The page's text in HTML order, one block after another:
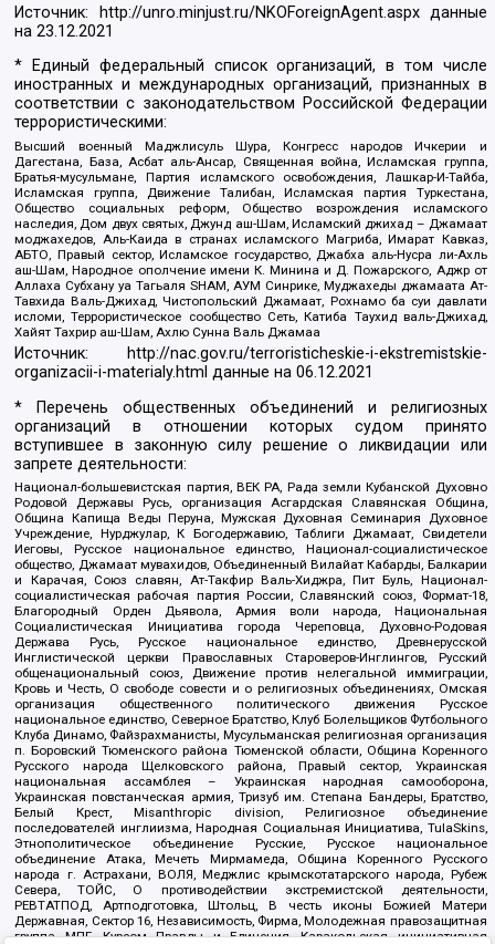
Источник: http://unro.minjust.ru/NKOForeignAgent.aspxданные
на23.12.2021
* Единый федеральный список организаций, в том числе
иностранных и международных организаций, признанных в
соответствии с законодательством Российской Федерации
террористическими:
Высший военный Маджлисуль Шура, Конгресс народов Ичкерии и
Дагестана, База, Асбат аль-Ансар, Священная война, Исламская группа,
Братья-мусульмане, Партия исламского освобождения, Лашкар-И-Тайба,
Исламская группа, Движение Талибан, Исламская партия Туркестана,
Общество социальных реформ, Общество возрождения исламского
наследия, Дом двух святых, Джунд аш-Шам, Исламский джихад – Джамаат
моджахедов, Аль-Каида в странах исламского Магриба, Имарат Кавказ,
АБТО, Правый сектор, Исламское государство, Джабха аль-Нусра ли-Ахль
аш-Шам, Народное ополчение имени К. Минина и Д. Пожарского, Аджр от
Аллаха Субхану уа Тагьаля SHAM, АУМ Синрике, Муджахеды джамаата Ат-
Тавхида Валь-Джихад, Чистопольский Джамаат, Рохнамо ба суи давлати
исломи, Террористическое сообщество Сеть, Катиба Таухид валь-Джихад,
Хайят Тахрир аш-Шам, Ахлю Сунна Валь Джамаа
Источник:
http://nac.gov.ru/terroristicheskie-i-ekstremistskie-
organizacii-i-materialy.html данные на06.12.2021
* Перечень общественных объединений и религиозных
организаций в отношении которых судом принято
вступившее в законную силу решение о ликвидации или
запрете деятельности:
Национал-большевистская партия, ВЕК РА, Рада земли Кубанской Духовно
Родовой Державы Русь, организация Асгардская Славянская Община,
Община Капища Веды Перуна, Мужская Духовная Семинария Духовное
Учреждение, Нурджулар, К Богодержавию, Таблиги Джамаат, Свидетели
Иеговы, Русское национальное единство, Национал-социалистическое
общество, Джамаат мувахидов, Объединенный Вилайат Кабарды, Балкарии
и Карачая, Союз славян, Ат-Такфир Валь-Хиджра, Пит Буль, Национал-
социалистическая рабочая партия России, Славянский союз, Формат-18,
Благородный Орден Дьявола, Армия воли народа, Национальная
Социалистическая Инициатива города Череповца, Духовно-Родовая
Держава Русь, Русское национальное единство, Древнерусской
Инглистической церкви Православных Староверов-Инглингов, Русский
общенациональный союз, Движение против нелегальной иммиграции,
Кровь и Честь, О свободе совести и о религиозных объединениях, Омская
организация общественного политического движения Русское
национальное единство, Северное Братство, Клуб Болельщиков Футбольного
Клуба Динамо, Файзрахманисты, Мусульманская религиозная организация
п. Боровский Тюменского района Тюменской области, Община Коренного
Русского народа Щелковского района, Правый сектор, Украинская
национальная ассамблея – Украинская народная самооборона,
Украинская повстанческая армия, Тризуб им. Степана Бандеры, Братство,
Белый Крест, Misanthropic division, Религиозное объединение
последователей инглиизма, Народная Социальная Инициатива, TulaSkins,
Этнополитическое объединение Русские, Русское национальное
объединение Атака, Мечеть Мирмамеда, Община Коренного Русского
народа г. Астрахани, ВОЛЯ, Меджлис крымскотатарского народа, Рубеж
Севера, ТОЙС, О противодействии экстремистской деятельности,
РЕВТАТПОД, Артподготовка, Штольц, В честь иконы Божией Матери
Державная, Сектор 16, Независимость, Фирма, Молодежная правозащитная
группа МПГ, Курсом Правды и Единения, Каракольская инициативная